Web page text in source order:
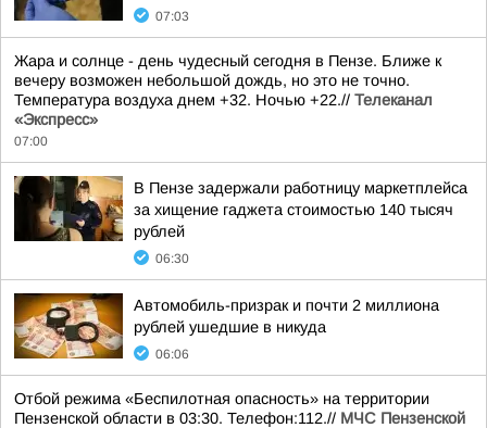
07:03
Жара и солнце - день чудесный сегодня в Пензе. Ближе к
вечеру возможен небольшой дождь, но это не точно.
Температура воздуха днем +32. Ночью +22.// Телеканал
«Экспресс»
07:00
В Пензе задержали работницу маркетплейса
за хищение гаджета стоимостью 140 тысяч
рублей
06:30
Автомобиль-призрак и почти 2 миллиона
рублей ушедшие в никуда
06:06
Отбой режима «Беспилотная опасность» на территории
Пензенской области в 03:30. Телефон:112.// МЧС Пензенской